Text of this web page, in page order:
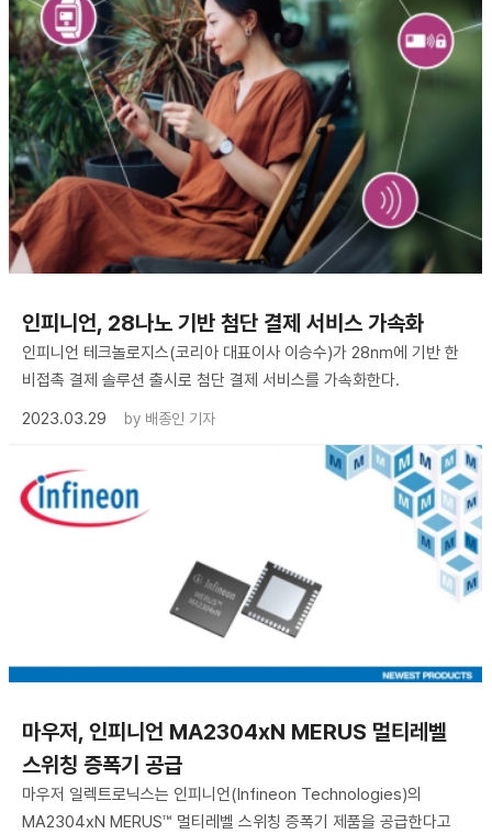
인피니언, 28나노 기반 첨단 결제 서비스 가속화
인피니언 테크놀로지스(코리아 대표이사 이승수)가 28㎚에 기반 한
비접촉 결제 솔루션 출시로 첨단 결제 서비스를 가속화한다.
2023.03.29
by 배종인 기자
마우저, 인피니언 MA2304xN MERUS 멀티레벨
스위칭 증폭기 공급
마우저 일렉트로닉스는 인피니언(Infineon Technologies)의
MA2304xN MERUS™ 멀티레벨 스위칭 증폭기 제품을 공급한다고